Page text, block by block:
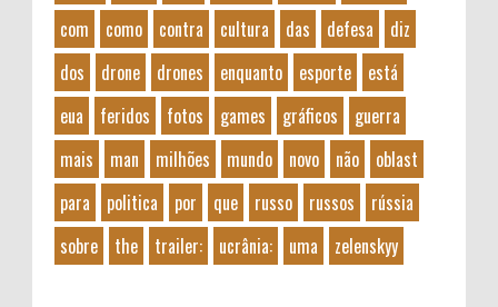
com
como contra cultura das defesa
diz
dos
drone drones enquanto esporte
está
eua
feridos fotos games gráficos
guerra
mais
man milhões mundo novo não
oblast
para
politica por que russo russos
rússia
sobre
the trailer: ucrânia: uma zelenskyy